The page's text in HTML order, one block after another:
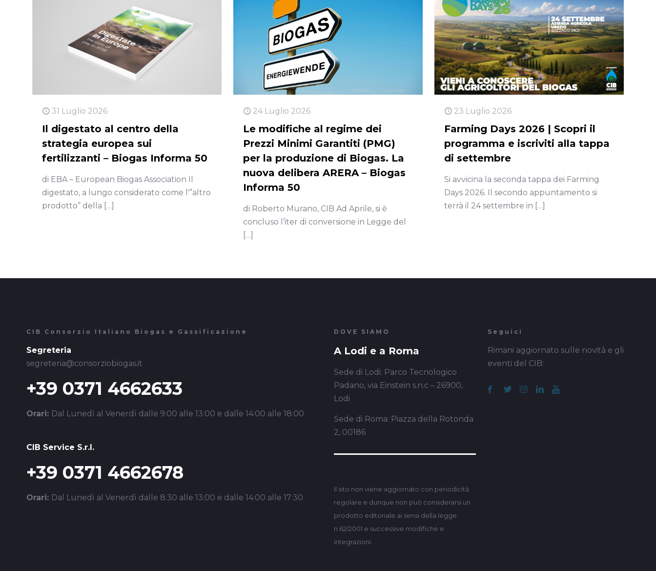
31 Luglio 2026
Il digestato al centro della
strategia europea sui
fertilizzanti – Biogas Informa 50
di EBA – European Biogas Association Il
digestato, a lungo considerato come l'”altro
prodotto” della […]
24 Luglio 2026
Le modifiche al regime dei
Prezzi Minimi Garantiti (PMG)
per la produzione di Biogas. La
nuova delibera ARERA – Biogas
Informa 50
di Roberto Murano, CIB Ad Aprile, si è
concluso l’iter di conversione in Legge del
[…]
23 Luglio 2026
Farming Days 2026 | Scopri il
programma e iscriviti alla tappa
di settembre
Si avvicina la seconda tappa dei Farming
Days 2026. Il secondo appuntamento si
terrà il 24 settembre in […]
CIB Consorzio Italiano Biogas e Gassificazione
Segreteria
segreteria@consorziobiogas.it
+39 0371 4662633
Orari: Dal Lunedì al Venerdì dalle 9:00 alle 13:00 e dalle 14:00 alle 18:00
CIB Service S.r.l.
+39 0371 4662678
Orari: Dal Lunedì al Venerdì dalle 8:30 alle 13:00 e dalle 14:00 alle 17:30
DOVE SIAMO
A Lodi e a Roma
Sede di Lodi: Parco Tecnologico
Padano, via Einstein s.n.c – 26900,
Lodi
Sede di Roma: Piazza della Rotonda
2, 00186
Il sito non viene aggiornato con periodicità
regolare e dunque non può considerarsi un
prodotto editoriale ai sensi della legge
n.62/2001 e successive modifiche e
integrazioni.
Seguici
Rimani aggiornato sulle novità e gli
eventi del CIB: